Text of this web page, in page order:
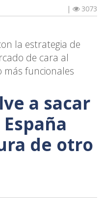
| 3073
la estrategia de
de cara al
funcionales
a sacar
de otro